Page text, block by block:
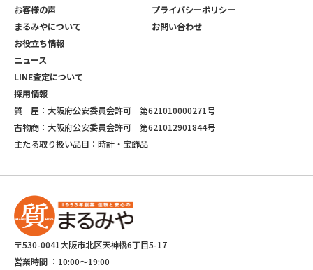
お客様の声
まるみやについて
お役立ち情報
ニュース
LINE査定について
採用情報
プライバシーポリシー
お問い合わせ
質 屋：大阪府公安委員会許可 第621010000271号
古物商：大阪府公安委員会許可 第621012901844号
主たる取り扱い品目：時計・宝飾品
〒530-0041大阪市北区天神橋6丁目5-17
営業時間 ： 10:00～19:00